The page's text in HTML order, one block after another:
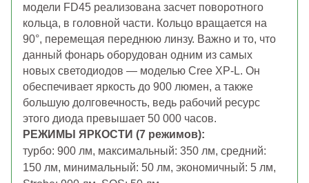
модели FD45 реализована засчет поворотного
кольца, в головной части. Кольцо вращается на
90°, перемещая переднюю линзу. Важно и то, что
данный фонарь оборудован одним из самых
новых светодиодов — моделью Cree XP-L. Он
обеспечивает яркость до 900 люмен, а также
большую долговечность, ведь рабочий ресурс
этого диода превышает 50 000 часов.
РЕЖИМЫ ЯРКОСТИ (7 режимов):
турбо: 900 лм, максимальный: 350 лм, средний:
150 лм, минимальный: 50 лм, экономичный: 5 лм,